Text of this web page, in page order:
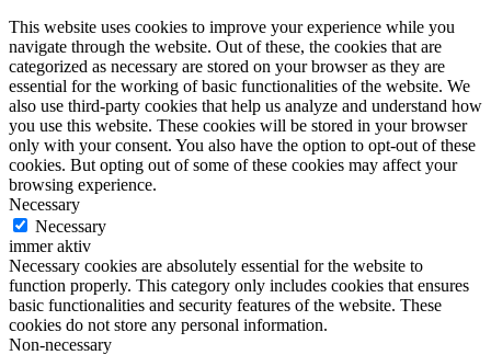
This website uses cookies to improve your experience while you
navigate through the website. Out of these, the cookies that are
categorized as necessary are stored on your browser as they are
essential for the working of basic functionalities of the website. We
also use third-party cookies that help us analyze and understand how
you use this website. These cookies will be stored in your browser
only with your consent. You also have the option to opt-out of these
cookies. But opting out of some of these cookies may affect your
browsing experience.
Necessary
Necessary
immer aktiv
Necessary cookies are absolutely essential for the website to
function properly. This category only includes cookies that ensures
basic functionalities and security features of the website. These
cookies do not store any personal information.
Non-necessary